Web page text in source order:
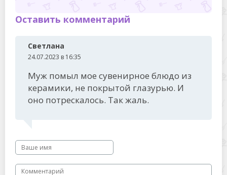
Оставить комментарий
Светлана
24.07.2023 в 16:35
Муж помыл мое сувенирное блюдо из
керамики, не покрытой глазурью. И
оно потрескалось. Так жаль.